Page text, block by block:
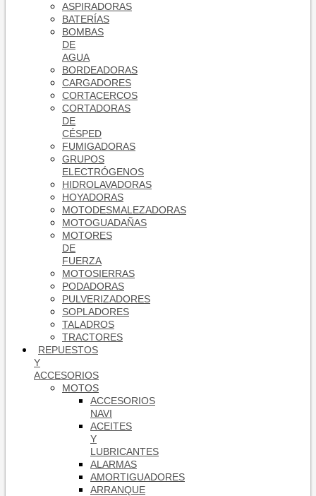
ASPIRADORAS
BATERÍAS
BOMBAS
DE
AGUA
BORDEADORAS
CARGADORES
CORTACERCOS
CORTADORAS
DE
CÉSPED
FUMIGADORAS
GRUPOS
ELECTRÓGENOS
HIDROLAVADORAS
HOYADORAS
MOTODESMALEZADORAS
MOTOGUADAÑAS
MOTORES
DE
FUERZA
MOTOSIERRAS
PODADORAS
PULVERIZADORES
SOPLADORES
TALADROS
TRACTORES
REPUESTOS
Y
ACCESORIOS
MOTOS
ACCESORIOS
NAVI
ACEITES
Y
LUBRICANTES
ALARMAS
AMORTIGUADORES
ARRANQUE